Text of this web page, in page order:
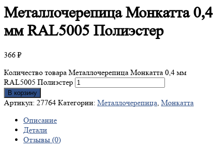
МеталлочерепицаМонкатта 0,4
мм RAL5005 Полиэстер
366 ₽
Количество товара Металлочерепица Монкатта 0,4 мм
RAL5005 Полиэстер
В корзину
Артикул: 27764 Категории: Металлочерепица, Монкатта
Описание
Детали
Отзывы (0)